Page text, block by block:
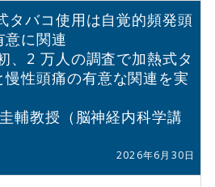
タバコ使用は自覚的頻発頭
意に関連
、2 万人の調査で加熱式タ
慢性頭痛の有意な関連を実
輔教授（脳神経内科学講
2026年6月30日